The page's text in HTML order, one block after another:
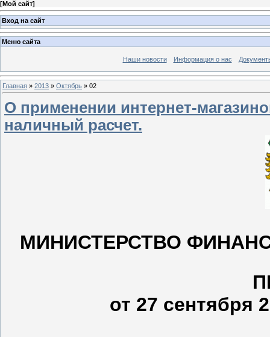
[Мой сайт]
Вход на сайт
Меню сайта
Наши новости Информация о нас
Главная » 2013 » Октябрь » 02
О применении интернет-
наличный расчет.
МИНИСТЕРСТВО
от 27 сентября